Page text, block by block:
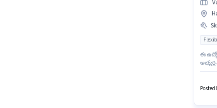
ఈ
Posted